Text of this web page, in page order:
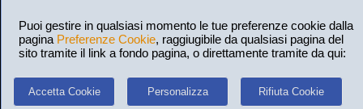
Puoi gestire in qualsiasi momento le tue preferenze cookie dalla
pagina Preferenze Cookie, raggiugibile da qualsiasi pagina del
sito tramite il link a fondo pagina, o direttamente tramite da qui:
Accetta Cookie Personalizza Rifiuta Cookie